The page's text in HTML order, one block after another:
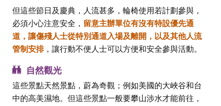
但這些節日及慶典，人流甚多，輪椅使用若計劃參與，
必須小心注意安全， 留意主辦單位有沒有特設優先通
道，讓傷殘人士從特別通道入場及離開，以及其他人流
管制安排，讓行動不便人士可以方便和安全參與活動。
自然觀光
這些景點天然景點，蔚為奇觀；例如美國的大峽谷和台
中的高美濕地。但這些景點一般要攀山涉水才能前往，